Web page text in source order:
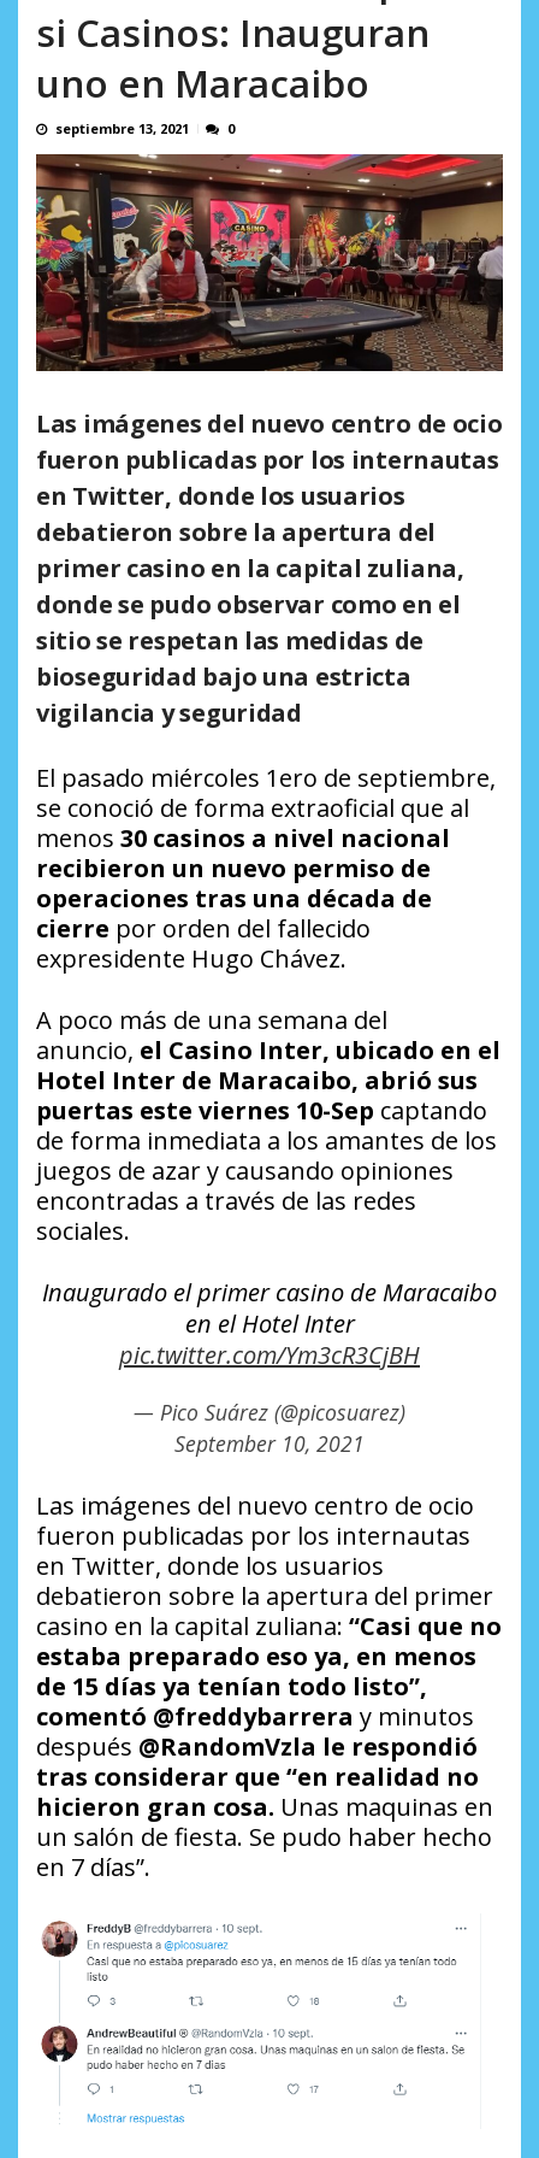
AGOSTO 6, 2026
si Casinos: Inauguran
uno en Maracaibo
septiembre 13, 2021 0
Las imágenes del nuevo centro de ocio
fueron publicadas por los internautas
en Twitter, donde los usuarios
debatieron sobre la apertura del
primer casino en la capital zuliana,
donde se pudo observar como en el
sitio se respetan las medidas de
bioseguridad bajo una estricta
vigilancia y seguridad
El pasado miércoles 1ero de septiembre,
se conoció de forma extraoficial que al
menos 30 casinos a nivel nacional
recibieron un nuevo permiso de
operaciones tras una década de
cierre por orden del fallecido
expresidente Hugo Chávez.
A poco más de una semana del
anuncio, el Casino Inter, ubicado en el
Hotel Inter de Maracaibo, abrió sus
puertas este viernes 10-Sep captando
de forma inmediata a los amantes de los
juegos de azar y causando opiniones
encontradas a través de las redes
sociales.
Inaugurado el primer casino de Maracaibo
en el Hotel Inter
pic.twitter.com/Ym3cR3CjBH
— Pico Suárez (@picosuarez)
September 10, 2021
Las imágenes del nuevo centro de ocio
fueron publicadas por los internautas
en Twitter, donde los usuarios
debatieron sobre la apertura del primer
casino en la capital zuliana: “Casi que no
estaba preparado eso ya, en menos
de 15 días ya tenían todo listo”,
comentó @freddybarrera y minutos
después @RandomVzla le respondió
tras considerar que “en realidad no
hicieron gran cosa. Unas maquinas en
un salón de fiesta. Se pudo haber hecho
en 7 días”.